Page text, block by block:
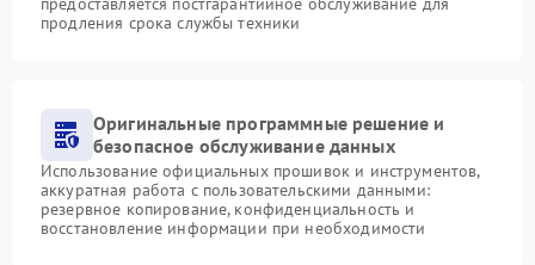
продления срока службы техники
Оригинальные программные решение и
безопасное обслуживание данных
Использование официальных прошивок и инструментов,
аккуратная работа с пользовательскими данными:
резервное копирование, конфиденциальность и
восстановление информации при необходимости